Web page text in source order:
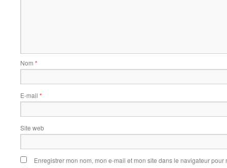
Nom *
E-mail *
Site web
Enregistrer mon nom, mon e-mail et mon site dans le navigateur